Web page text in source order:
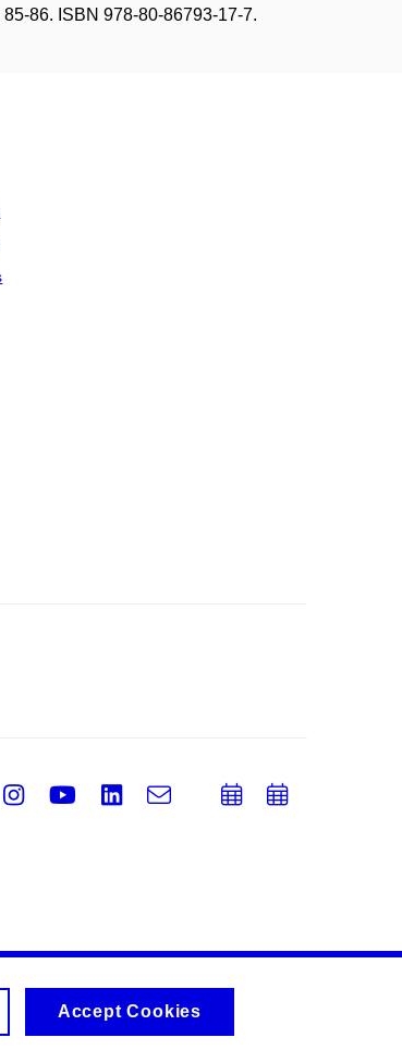
86. ISBN 978-80-86793-17-7.
Instagram
Youtube
LinkedIn
e-
AddAdd
Accept Cookies